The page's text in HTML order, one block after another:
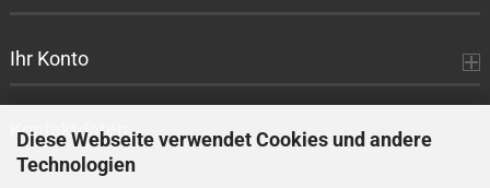
Diese Webseite verwendet Cookies und andere
Technologien
Ihr Konto
Kontaktdaten